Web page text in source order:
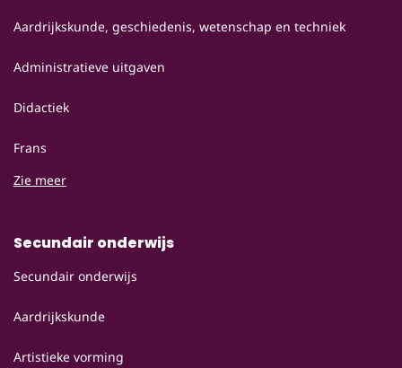
Aardrijkskunde, geschiedenis, wetenschap en techniek
Administratieve uitgaven
Didactiek
Frans
Zie meer
Secundair onderwijs
Secundair onderwijs
Aardrijkskunde
Artistieke vorming